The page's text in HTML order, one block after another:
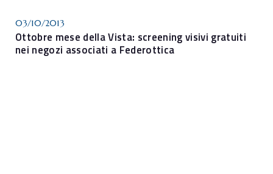
03/10/2013
Ottobre mese della Vista: screening visivi gratuiti
nei negozi associati a Federottica